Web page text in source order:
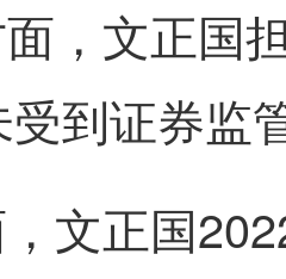
，文正国
到证券监
文正国